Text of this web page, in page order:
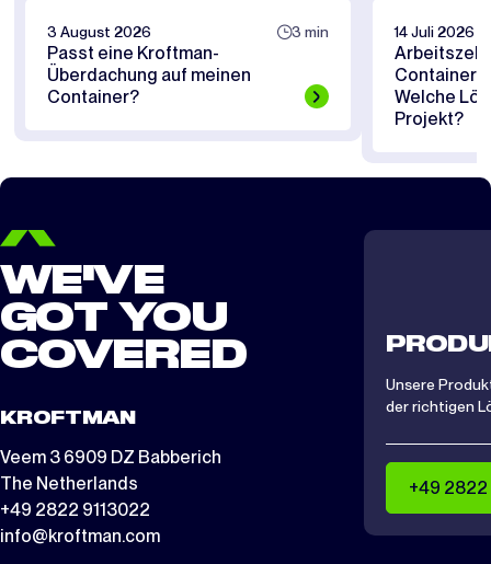
3 August 2026 3 min
Passt eine Kroftman-
Überdachung auf meinen
Container?
14 Juli 2026
Arbeitszelt
Welche
Projekt?
WE'VE
GOT YOU
COVERED
KROFTMAN
Veem 3 6909 DZ Babberich
The Netherlands
+49 2822 9113022
info@kroftman.com
Unsere
der richtigen
+49 2822